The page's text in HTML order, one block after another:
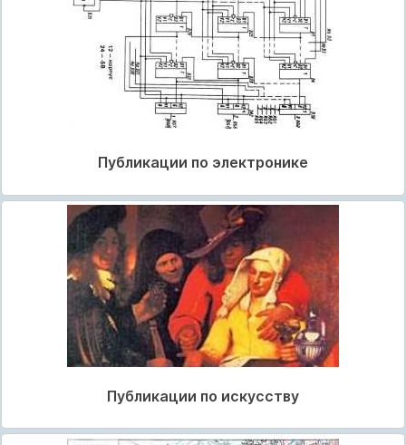
Публикации по электронике
Публикации по искусству